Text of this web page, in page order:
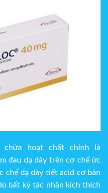
chứa hoạt chất chính là
đau dạ dày trên cơ chế ức
chế dạ dày tiết acid cơ bản
bất kỳ tác nhân kích thích